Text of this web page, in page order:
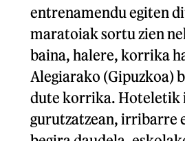
entrenamendu egiten
maratoiak sortu zien
baina, halere, korrika
Alegiarako (Gipuzkoa)
dute korrika. Hoteletik
gurutzatzean, irribarre